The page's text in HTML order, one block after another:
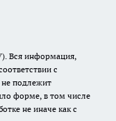
Вся информация,
с
не подлежит
форме, в том числе
не иначе как с